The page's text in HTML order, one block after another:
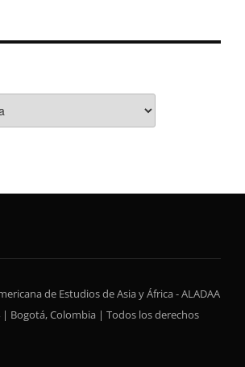
de Estudios de Asia y África - ALADAA
Bogotá, Colombia | Todos los derechos